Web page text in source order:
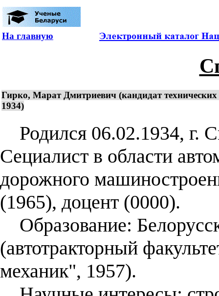
На главную
Гирко, Марат Дмитриевич (кандидат
1934)
Родился 06.02.1934, г.
Сециалист в области
дорожного
(1965), доцент (0000).
Образование:
(автотракторный
механик", 1957).